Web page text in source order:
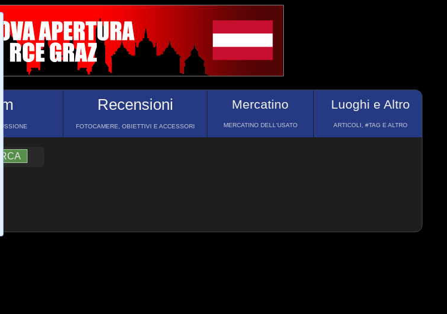
Recensioni
FOTOCAMERE, OBIETTIVI E ACCESSORI
Mercatino
MERCATINO DELL'USATO
Luoghi e Altro
ARTICOLI, #TAG E ALTRO